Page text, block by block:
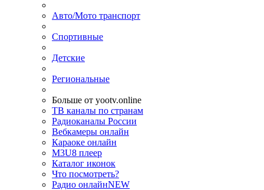
Авто/Мото транспорт
Спортивные
Детские
Региональные
Больше от yootv.online
ТВ каналы по странам
Радиоканалы России
Вебкамеры онлайн
Караоке онлайн
M3U8 плеер
Каталог иконок
Что посмотреть?
Радио онлайнNEW